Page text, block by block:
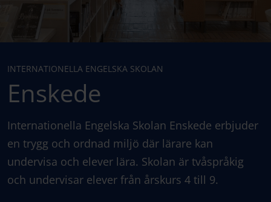
INTERNATIONELLA ENGELSKA SKOLAN
Enskede
Internationella Engelska Skolan Enskede erbjuder
en trygg och ordnad miljö där lärare kan
undervisa och elever lära. Skolan är tvåspråkig
och undervisar elever från årskurs 4 till 9.